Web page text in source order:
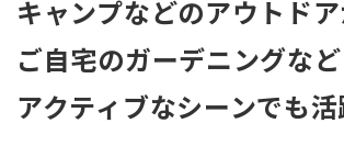
キャンプなどのアウトド
ご自宅のガーデニングなど
アクティブなシーンでも活